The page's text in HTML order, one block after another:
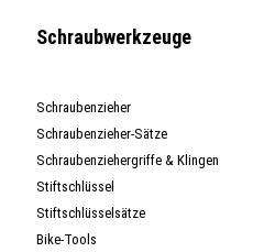
Schraubwerkzeuge
Schraubenzieher
Schraubenzieher-Sätze
Schraubenziehergriffe & Klingen
Stiftschlüssel
Stiftschlüsselsätze
Bike-Tools